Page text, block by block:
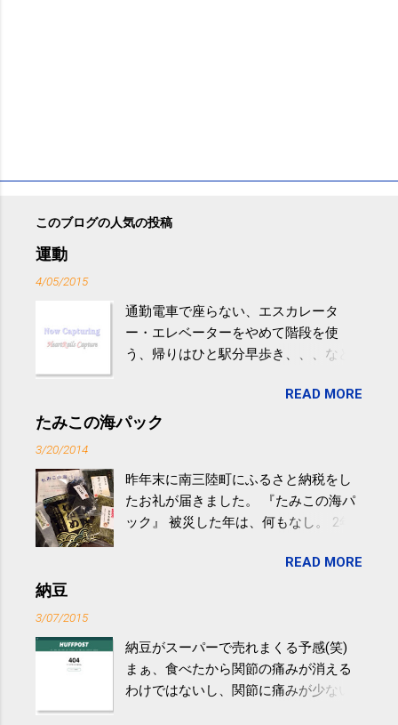
このブログの人気の投稿
運動
4/05/2015
通勤電車で座らない、エスカレータ
ー・エレベーターをやめて階段を使
う、帰りはひと駅分早歩き、、、など
やすい。 スポーツウェア・シューズで
するものだけが運動ではない。 食べ
けると改善する、との結果を筑波大の
研究チームが発表した。改善が期待で
きるのは、過度の飲酒が原因ではない
減らなくても効果があるという。 正田
波大「減量しなくても効果」 - ニュー
ス - アピタル（医療・健康）
READ MORE
たみこの海パック
3/20/2014
昨年末に南三陸町にふるさと納税をし
たお礼が届きました。 『たみこの海パ
ック』 被災した年は、何もなし。 2年
が『たみこの海パック』。 ボランティ
全く考えていなかったので、貰えると
少しづつ復興してる感が伝わってきて
嬉しいです。 あと、ふるさと納税が節
READ MORE
納豆
3/07/2015
納豆がスーパーで売れまくる予感(笑)
まぁ、食べたから関節の痛みが消える
わけではないし、関節に痛みが少ない